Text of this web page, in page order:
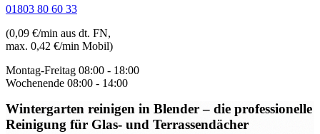
01803 80 60 33
(0,09 €/min aus dt. FN,
max. 0,42 €/min Mobil)
Montag-Freitag 08:00 - 18:00
Wochenende 08:00 - 14:00
Wintergarten reinigen in Blender– die professionelle
Reinigung für Glas- und Terrassendächer